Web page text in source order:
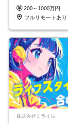
ス
200～1000万円
フルリモートあり
株式会社ミライル